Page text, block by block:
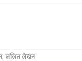
गझल-चारोळी-वात्रटिका
,ललित लेखन